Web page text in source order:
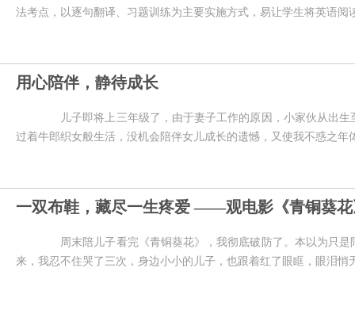
法考点，以逐句翻译、习题训练为主要实施方式，易让学生将英语阅
用心陪伴，静待成长
儿子即将上三年级了，由于妻子工作的原因，小家伙从出生
过着牛郎织女般生活，没机会陪伴女儿成长的遗憾，又使我不惑
一双布鞋，藏尽一生疼爱 ——观电影《青铜葵花
周末陪儿子看完《青铜葵花》，我彻底破防了。本以为只是
来，我忍不住哭了三次，身边小小的儿子，也跟着红了眼眶，眼泪